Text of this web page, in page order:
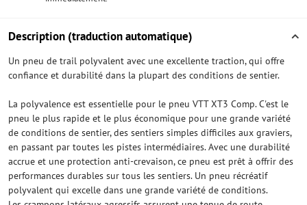
Description (traduction automatique)
Un pneu de trail polyvalent avec une excellente traction, qui offre
confiance et durabilité dans la plupart des conditions de sentier.
La polyvalence est essentielle pour le pneu VTT XT3 Comp. C'est le
pneu le plus rapide et le plus économique pour une grande variété
de conditions de sentier, des sentiers simples difficiles aux graviers,
en passant par toutes les pistes intermédiaires. Avec une durabilité
accrue et une protection anti-crevaison, ce pneu est prêt à offrir des
performances durables sur tous les sentiers. Un pneu récréatif
polyvalent qui excelle dans une grande variété de conditions.